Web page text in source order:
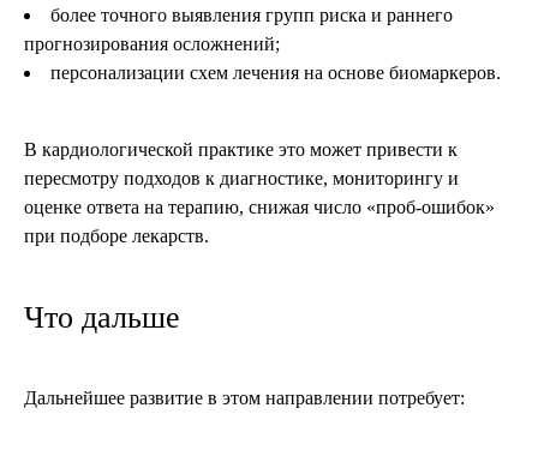
более точного выявления групп риска и раннего
прогнозирования осложнений;
персонализации схем лечения на основе биомаркеров.
В кардиологической практике это может привести к
пересмотру подходов к диагностике, мониторингу и
оценке ответа на терапию, снижая число «проб-ошибок»
при подборе лекарств.
Что дальше
Дальнейшее развитие в этом направлении потребует: